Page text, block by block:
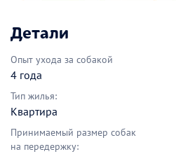
Детали
Опыт ухода за собакой
4 года
Тип жилья:
Квартира
Принимаемый размер собак
на передержку: